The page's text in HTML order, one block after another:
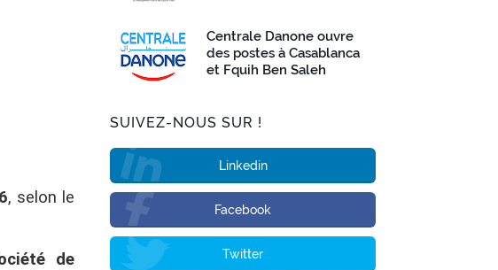
, selon le
de
Centrale Danone ouvre
des postes à Casablanca
et Fquih Ben Saleh
SUIVEZ-NOUS SUR !
Linkedin
Facebook
Twitter